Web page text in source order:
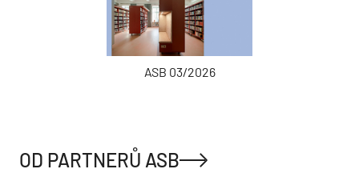
ASB 03/2026
OD PARTNERŮ ASB